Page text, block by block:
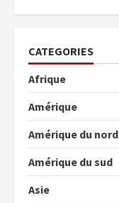
CATEGORIES
Afrique
Amérique
Amérique du nord
Amérique du sud
Asie